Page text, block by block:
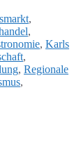
,
,
, Karls
,
, Regionale
,